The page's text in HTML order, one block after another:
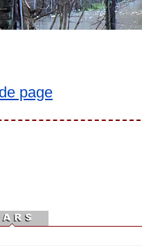
page